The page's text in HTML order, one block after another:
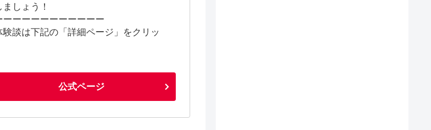
しょう！
ーーーーーーーーーーー
談は下記の「詳細ページ」をクリッ
公式ページ